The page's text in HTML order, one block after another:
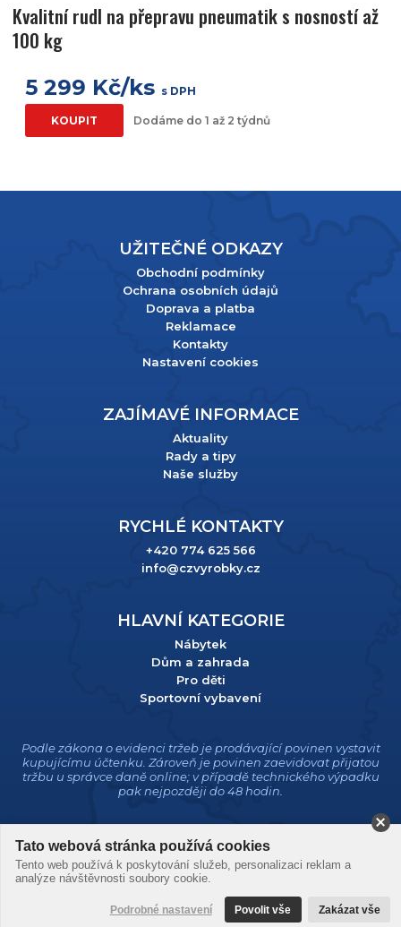
Kvalitní rudl na přepravu pneumatik s nosností až
100 kg
5 299 Kč/ks s DPH
KOUPIT Dodáme do 1 až 2 týdnů
UŽITEČNÉ ODKAZY
Obchodní podmínky
Ochrana osobních údajů
Doprava a platba
Reklamace
Kontakty
Nastavení cookies
ZAJÍMAVÉ INFORMACE
Aktuality
Rady a tipy
Naše služby
RYCHLÉ KONTAKTY
+420 774 625 566
info@czvyrobky.cz
HLAVNÍ KATEGORIE
Nábytek
Dům a zahrada
Pro děti
Sportovní vybavení
Podle zákona o evidenci tržeb je prodávající povinen vystavit
kupujícímu účtenku. Zároveň je povinen zaevidovat přijatou
tržbu u správce daně online; v případě technického výpadku
pak nejpozději do 48 hodin.
Tato webová stránka používá cookies
Tento web používá k poskytování služeb, personalizaci reklam a
analýze návštěvnosti soubory cookie.
Podrobné nastavení Povolit vše Zakázat vše